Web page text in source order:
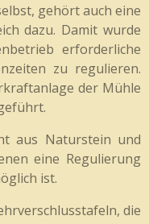
gehört auch eine
dazu. Damit wurde
erforderliche
zu regulieren.
der Mühle
aus Naturstein und
eine Regulierung
ist.
die